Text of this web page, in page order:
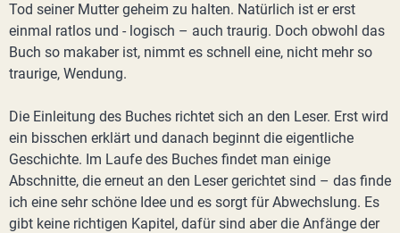
Tod seiner Mutter geheim zu halten. Natürlich ist er erst
einmal ratlos und - logisch – auch traurig. Doch obwohl das
Buch so makaber ist, nimmt es schnell eine, nicht mehr so
traurige, Wendung.
Die Einleitung des Buches richtet sich an den Leser. Erst wird
ein bisschen erklärt und danach beginnt die eigentliche
Geschichte. Im Laufe des Buches findet man einige
Abschnitte, die erneut an den Leser gerichtet sind – das finde
ich eine sehr schöne Idee und es sorgt für Abwechslung. Es
gibt keine richtigen Kapitel, dafür sind aber die Anfänge der